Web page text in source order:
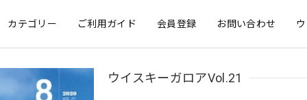
カテゴリー ご利用ガイド 会員登録 お問い合わせ
ウイスキーガロアVol.21